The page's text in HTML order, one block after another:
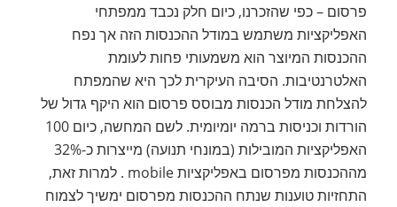
פרסום – כפי שהזכרנו, כיום חלק נכבד ממפתחי
האפליקציות משתמש במודל ההכנסות הזה אך נפח
ההכנסות המיוצר הוא משמעותי פחות לעומת
האלטרנטיבות. הסיבה העיקרית לכך היא שהמפתח
להצלחת מודל הכנסות מבוסס פרסום הוא היקף גדול של
הורדות וכניסות ברמה יומיומית. לשם המחשה, כיום 100
האפליקציות המובילות (במונחי תנועה) מייצרות כ-32%
מההכנסות מפרסום באפליקציות mobile . למרות זאת,
התחזיות טוענות שנתח ההכנסות מפרסום ימשיך לצמוח